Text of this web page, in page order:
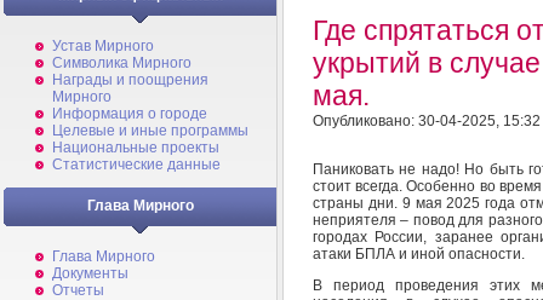
Устав Мирного
Символика Мирного
Награды и поощрения
Мирного
Информация о городе
Целевые и иные программы
Национальные проекты
Статистические данные
Глава Мирного
Глава Мирного
Документы
Отчеты
Где спрятаться
укрытий в
мая.
Опубликовано: 30-04-2025, 15:32
Паниковать не надо! Но быть
стоит всегда. Особенно во
страны дни. 9 мая 2025 года
неприятеля – повод для
городах России, заранее
атаки БПЛА и иной опасности.
В период проведения этих